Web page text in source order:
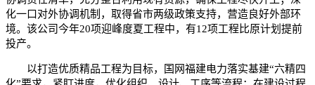
化一口对外协调机制，取得省市两级政策支持，营造良好外部环
境。该公司今年20项迎峰度夏工程中，有12项工程比原计划提前
投产。
以打造优质精品工程为目标，国网福建电力落实基建“六精四